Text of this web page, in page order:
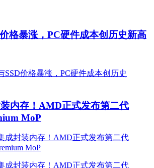
格暴涨，PC硬件成本创历史新高
内存！AMD正式发布第二代
MoP